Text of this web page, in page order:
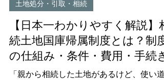
す。相続登記の義務化（2024年4月施行）と
あわせて、所有者不明土地問題の解消に向
た重要な施策として位置づけられています
本記事では、所有不動産記録証明制度の概
から、手続き方法、費用、メリット、注意
まで、2026年最新の情報を網羅的に解説し
土地処分・引取・相続
【日本一わかりやすく解説】相
続土地国庫帰属制度とは？制度
の仕組み・条件・費用・手続き
「親から相続した土地があるけど、使い道